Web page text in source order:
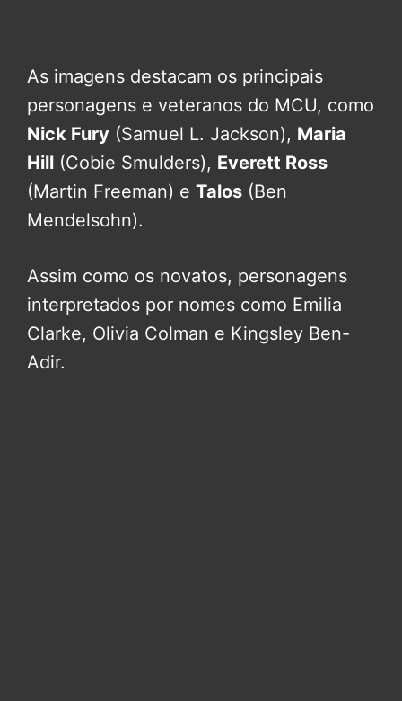
As imagens destacam os principais
personagens e veteranos do MCU, como
Nick Fury (Samuel L. Jackson), Maria
Hill (Cobie Smulders), Everett Ross
(Martin Freeman) e Talos (Ben
Mendelsohn).
Assim como os novatos, personagens
interpretados por nomes como Emilia
Clarke, Olivia Colman e Kingsley Ben-
Adir.